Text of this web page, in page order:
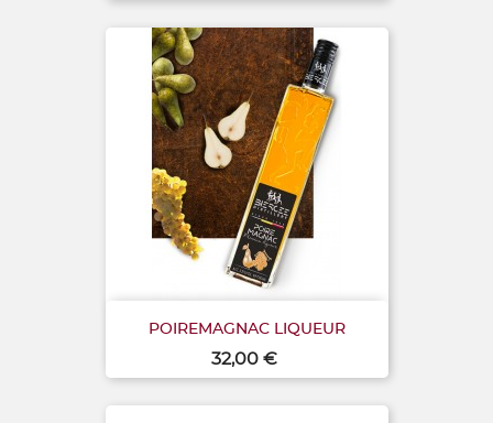
POIREMAGNAC LIQUEUR
Prix
32,00 €